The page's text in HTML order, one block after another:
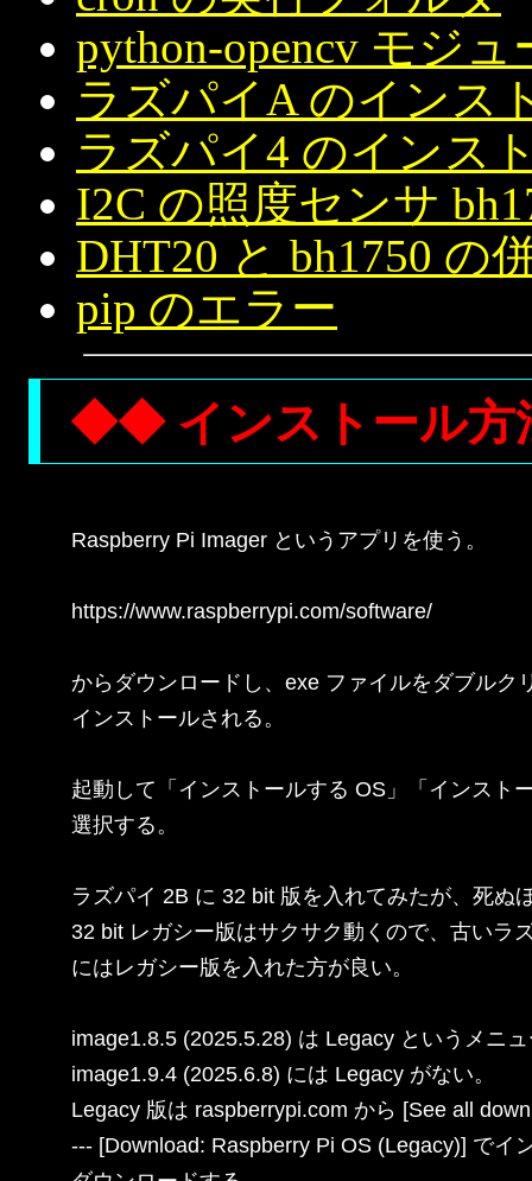
python-opencv モジ
ラズパイA のインス
ラズパイ4 のインス
I2C の照度センサ
DHT20 と bh1750 の
pip のエラー
◆◆ インストール
Raspberry Pi Imager というアプリを使う。
https://www.raspberrypi.com/software/
からダウンロードし、exe ファイルをダブルク
インストールされる。
起動して「インストールする OS」「インスト
選択する。
ラズパイ 2B に 32 bit 版を入れてみたが、死ぬ
32 bit レガシー版はサクサク動くので、古いラ
にはレガシー版を入れた方が良い。
image1.8.5 (2025.5.28) は Legacy というメニ
image1.9.4 (2025.6.8) には Legacy がない。
Legacy 版は raspberrypi.com から [See all
--- [Download: Raspberry Pi OS (Legacy)] でイ